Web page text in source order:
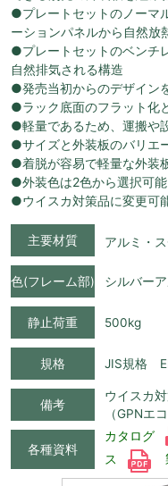
●プレートセットのノーマ
ーションパネルから自然放
●プレートセットのベンチ
自然排気される構造
●発売当初からのデザイン
●ラック底面のフラット化
●軽量であるため、運搬や
●サイズと外装板のバリエ
●着脱が容易で軽量な外装
●外装色は2色から選択可能
●ウイスカ対策品に変更可
主要材質 アルミ・
色(フレーム部) シルバー
静止荷重 500kg
規格 JIS規格
備考
ウイスカ
（GPNエ
各種資料
カタログ
ス